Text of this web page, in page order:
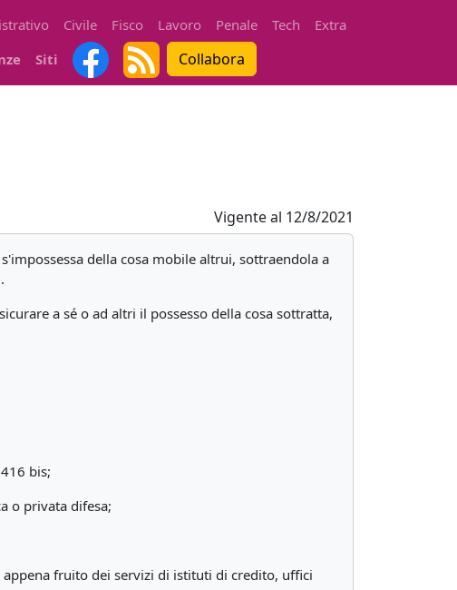
Civile Fisco Lavoro Penale Tech
Extra
Siti Collabora
Vigente al 12/8/2021
della cosa mobile altrui, sottraendola a
a sé o ad altri il possesso della cosa sottratta,
bis;
o privata difesa;
fruito dei servizi di istituti di credito, uffici